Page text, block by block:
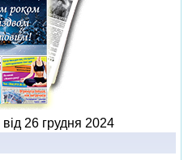
від 26 грудня 2024